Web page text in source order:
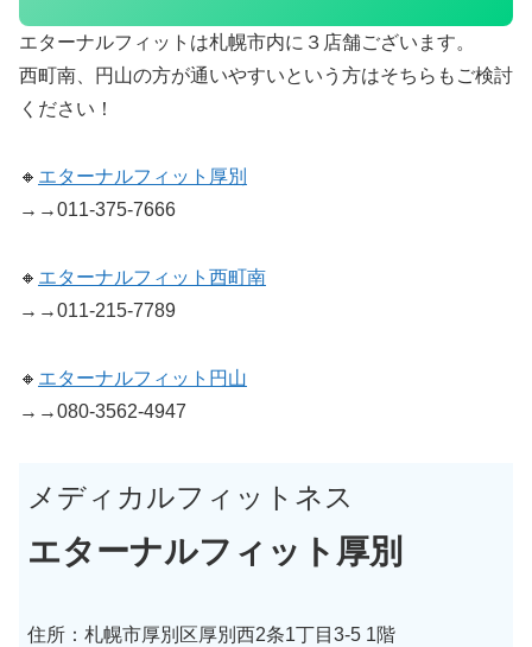
エターナルフィットは札幌市内に３店舗ございます。
西町南、円山の方が通いやすいという方はそちらもご検討
ください！
🔸 エターナルフィット厚別
→→011-375-7666
🔸 エターナルフィット西町南
→→011-215-7789
🔸 エターナルフィット円山
→→080-3562-4947
メディカルフィットネス
エターナルフィット厚別
住所：札幌市厚別区厚別西2条1丁目3-5 1階